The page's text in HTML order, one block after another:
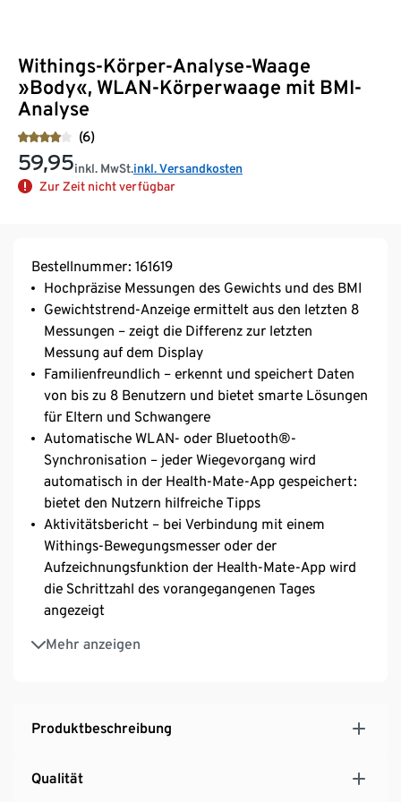
Withings-Körper-Analyse-Waage
»Body«, WLAN-Körperwaage mit BMI-
Analyse
(6)
59,95inkl. MwSt.inkl. Versandkosten
Zur Zeit nicht verfügbar
Bestellnummer: 161619
Hochpräzise Messungen des Gewichts und des BMI
Gewichtstrend-Anzeige ermittelt aus den letzten 8
Messungen – zeigt die Differenz zur letzten
Messung auf dem Display
Familienfreundlich – erkennt und speichert Daten
von bis zu 8 Benutzern und bietet smarte Lösungen
für Eltern und Schwangere
Automatische WLAN- oder Bluetooth®-
Synchronisation – jeder Wiegevorgang wird
automatisch in der Health-Mate-App gespeichert:
bietet den Nutzern hilfreiche Tipps
Aktivitätsbericht – bei Verbindung mit einem
Withings-Bewegungsmesser oder der
Aufzeichnungsfunktion der Health-Mate-App wird
die Schrittzahl des vorangegangenen Tages
angezeigt
Mehr anzeigen
Tägliche Wettervorhersage
Vielseitige Personenwaage für das Badezimmer
Produktbeschreibung
Qualität